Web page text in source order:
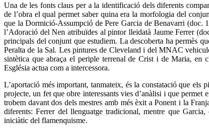
Una de les fonts claus per a la identificació dels diferents
de l’obra el qual permet saber quina era la morfologia del
que la Dormició-Assumpció de Pere Garcia de Benavarri
l’Adoració del Nen atribuïdes al pintor lleidatà Jaume Ferrer
principals del conjunt que estudiem. La descoberta ha permès
Peralta de la Sal. Les pintures de Cleveland i del MNAC
sintètica que abraça el periple terrenal de Crist i de Maria,
Església actua com a intercessora.
L’aportació més important, tanmateix, és la constatació que
projecte, un fet que obre interessants vies d’anàlisi i que permet
trobem davant dos dels mestres amb més èxit a Ponent i la
diferents: Ferrer del llenguatge tradicional, mentre que
iniciàtic del flamenquisme.